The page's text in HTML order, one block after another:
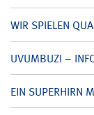
WIR SPIELEN
UVUMBUZI –
EIN SUPERHIRN